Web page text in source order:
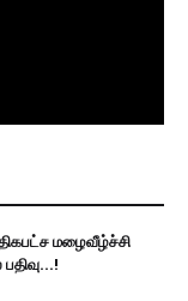
மழைவீழ்ச்சி